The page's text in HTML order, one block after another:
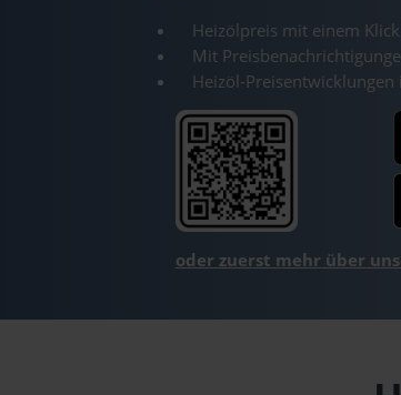
Heizölpreis mit einem
Mit
Heizöl-
oder zuerst mehr über